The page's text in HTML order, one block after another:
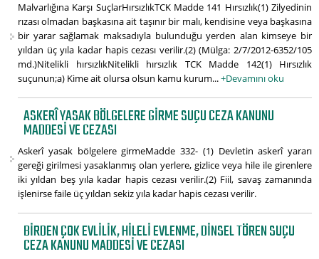
Malvarlığına Karşı SuçlarHırsızlıkTCK Madde 141 Hırsızlık(1) Zilyedinin
rızası olmadan başkasına ait taşınır bir malı, kendisine veya başkasına
bir yarar sağlamak maksadıyla bulunduğu yerden alan kimseye bir
yıldan üç yıla kadar hapis cezası verilir.(2) (Mülga: 2/7/2012-6352/105
md.)Nitelikli hırsızlıkNitelikli hırsızlık TCK Madde 142(1) Hırsızlık
suçunun;a) Kime ait olursa olsun kamu kurum...+Devamını oku
ASKERÎ YASAK BÖLGELERE GIRME SUÇU CEZA KANUNU
MADDESI VE CEZASI
Askerî yasak bölgelere girmeMadde 332- (1) Devletin askerî yararı
gereği girilmesi yasaklanmış olan yerlere, gizlice veya hile ile girenlere
iki yıldan beş yıla kadar hapis cezası verilir.(2) Fiil, savaş zamanında
işlenirse faile üç yıldan sekiz yıla kadar hapis cezası verilir.
BIRDEN ÇOK EVLILIK, HILELI EVLENME, DINSEL TÖREN SUÇU
CEZA KANUNU MADDESI VE CEZASI